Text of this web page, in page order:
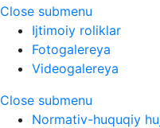
Close submenu
Ijtimoiy roliklar
Fotogalereya
Videogalereya
Close submenu
Normativ-huquqiy